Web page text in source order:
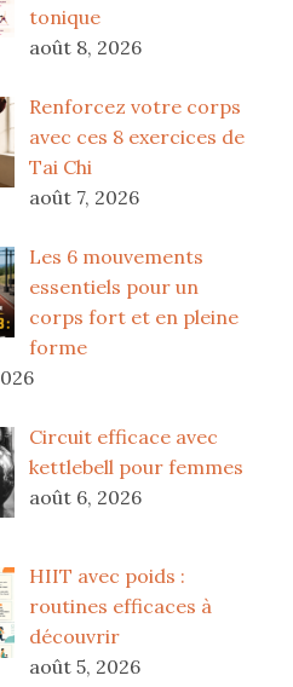
tonique
août 8, 2026
Renforcez votre corps
avec ces 8 exercices de
Tai Chi
août 7, 2026
Les 6 mouvements
essentiels pour un
corps fort et en pleine
forme
Circuit efficace avec
kettlebell pour femmes
août 6, 2026
HIIT avec poids :
routines efficaces à
découvrir
août 5, 2026